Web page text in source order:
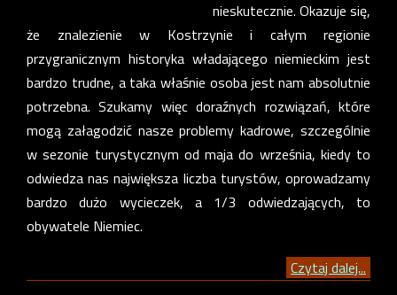
nieskutecznie. Okazuje się,
że znalezienie w Kostrzynie i całym regionie
przygranicznym historyka władającego niemieckim jest
bardzo trudne, a taka właśnie osoba jest nam absolutnie
potrzebna. Szukamy więc doraźnych rozwiązań, które
mogą załagodzić nasze problemy kadrowe, szczególnie
w sezonie turystycznym od maja do września, kiedy to
odwiedza nas największa liczba turystów, oprowadzamy
bardzo dużo wycieczek, a 1/3 odwiedzających, to
obywatele Niemiec.
Czytaj dalej...